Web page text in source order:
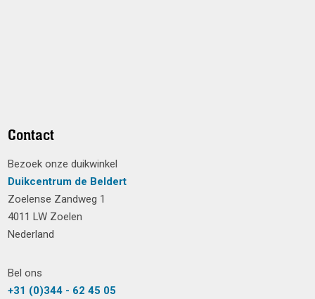
Contact
Bezoek onze duikwinkel
Duikcentrum de Beldert
Zoelense Zandweg 1
4011 LW Zoelen
Nederland
Bel ons
+31 (0)344 - 62 45 05